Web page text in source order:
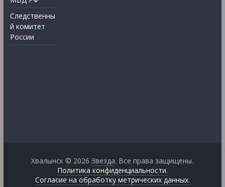
Следственны
й комитет
России
Хвалынск © 2026Звезда. Все права защищены.
Политика конфиденциальности.
Согласие на обработку метрических данных.